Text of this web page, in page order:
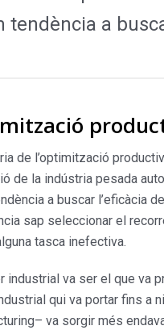
tendència a
de l’optimització
de la indústria pesada
a buscar l’eficàcia
sap seleccionar el
tasca inefectiva.
industrial va ser el que va
qui va portar fins a
va sorgir més